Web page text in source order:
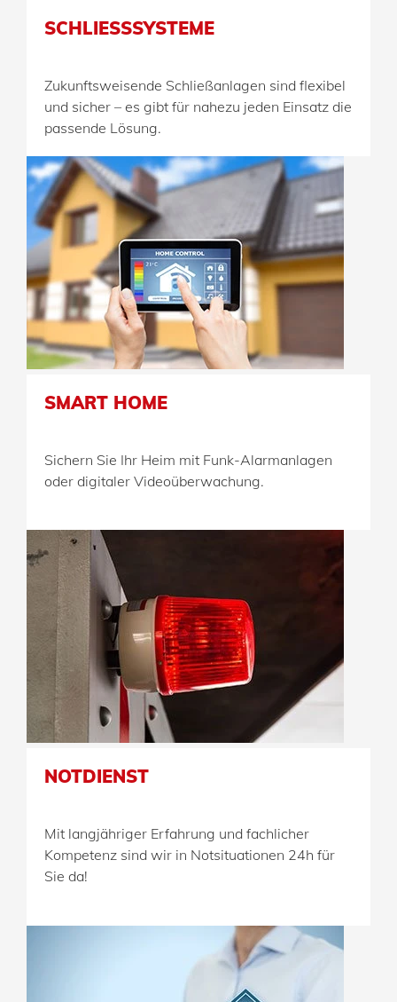
SCHLIESSSYSTEME
Zukunftsweisende Schließanlagen sind flexibel
und sicher – es gibt für nahezu jeden Einsatz die
passende Lösung.
SMART HOME
Sichern Sie Ihr Heim mit Funk-Alarmanlagen
oder digitaler Videoüberwachung.
NOTDIENST
Mit langjähriger Erfahrung und fachlicher
Kompetenz sind wir in Notsituationen 24h für
Sie da!